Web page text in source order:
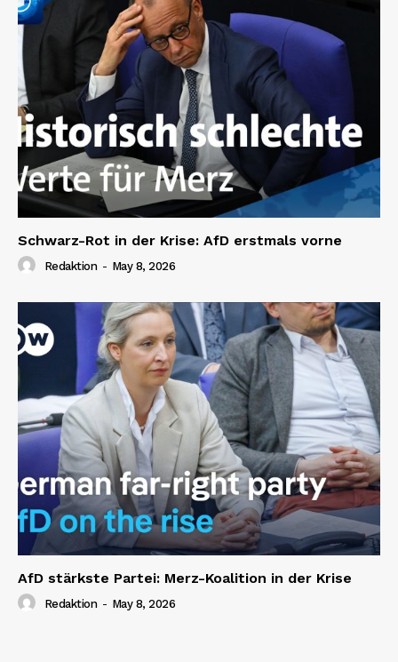
Schwarz-Rot in der Krise: AfD erstmals vorne
Redaktion - May 8, 2026
AfD stärkste Partei: Merz-Koalition in der Krise
Redaktion - May 8, 2026